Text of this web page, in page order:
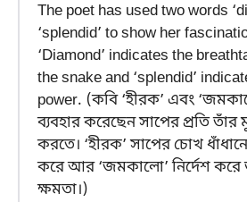
The poet has used two words
‘splendid’ to show her
‘Diamond’ indicates the
the snake and ‘splendid’
power. (কবি ‘হীরক’ এবং
ব্যবহার করেছেন সাপের প্রতি তাঁর
করতে। ‘হীরক’ সাপের চোখ
করে আর ‘জমকালো’ নির্দেশ করে
ক্ষমতা।)